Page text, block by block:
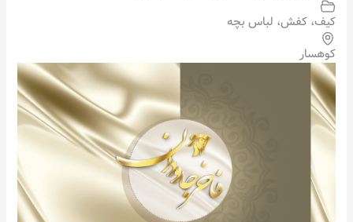
کیف، کفش، لباس بچه
کوهسار